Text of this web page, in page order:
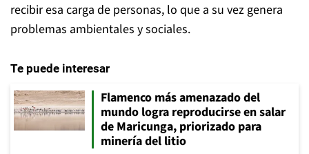
recibir esa carga de personas, lo que a su vez genera
problemas ambientales y sociales.
Te puede interesar
Flamenco más amenazado del
mundo logra reproducirse en salar
de Maricunga, priorizado para
minería del litio